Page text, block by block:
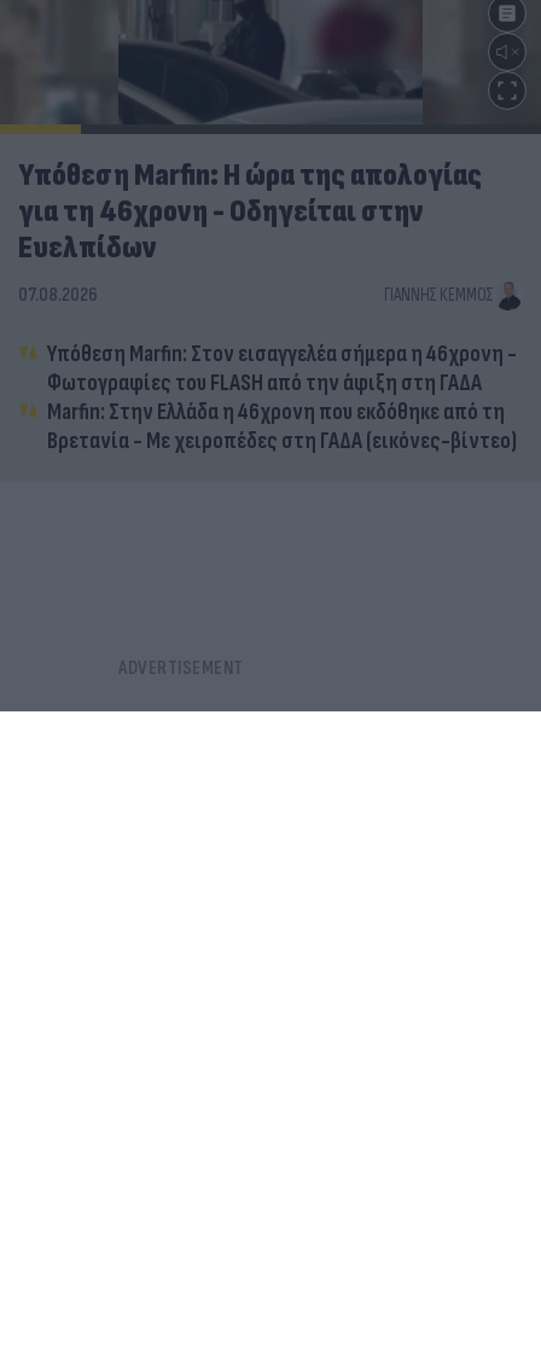
Υπόθεση Marfin: Η ώρα της απολογίας
για τη 46χρονη - Οδηγείται στην
Ευελπίδων
07.08.2026 ΓΙΆΝΝΗΣ ΚΈΜΜΟΣ
Υπόθεση Marfin: Στον εισαγγελέα σήμερα η 46χρονη -
Φωτογραφίες του FLASH από την άφιξη στη ΓΑΔΑ
Marfin: Στην Ελλάδα η 46χρονη που εκδόθηκε από τη
Βρετανία - Με χειροπέδες στη ΓΑΔΑ (εικόνες-βίντεο)